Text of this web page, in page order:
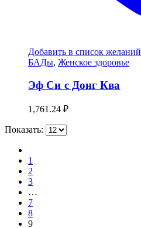
Добавить в список желаний
БАДы, Женское здоровье
Эф Си с Донг Ква
1,761.24 ₽
Показать:
1
2
3
…
7
8
9